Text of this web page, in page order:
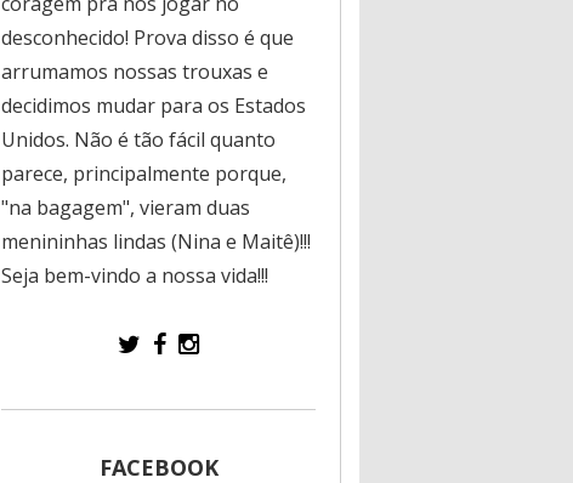
desconhecido! Prova disso é que
arrumamos nossas trouxas e
decidimos mudar para os Estados
Unidos. Não é tão fácil quanto
parece, principalmente porque,
"na bagagem", vieram duas
menininhas lindas (Nina e Maitê)!!!
Seja bem-vindo a nossa vida!!!
FACEBOOK